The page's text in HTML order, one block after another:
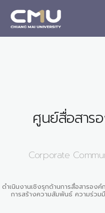
ศูนย์สื่อสาร
Corporate
ดำเนินงานเชิงรุกด้านการสื่อสารองค์
การสร้างความสัมพันธ์ ความร่วม